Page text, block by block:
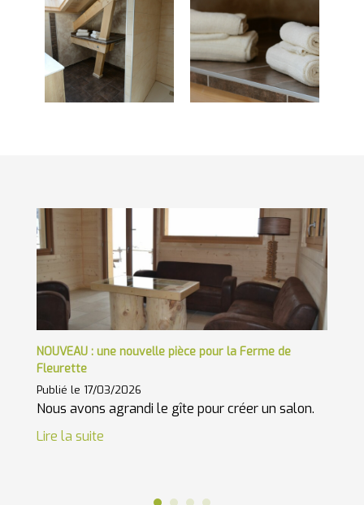
NOUVEAU : une nouvelle pièce pour la Ferme de
Fleurette
Publié le 17/03/2026
Nous avons agrandi le gîte pour créer un salon.
Lire la suite